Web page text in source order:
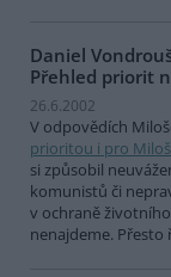
Daniel
Přehled priorit
26.6.2002
V odpovědích
prioritou i pro
si způsobil
komunistů či
v ochraně
nenajdeme. Přesto